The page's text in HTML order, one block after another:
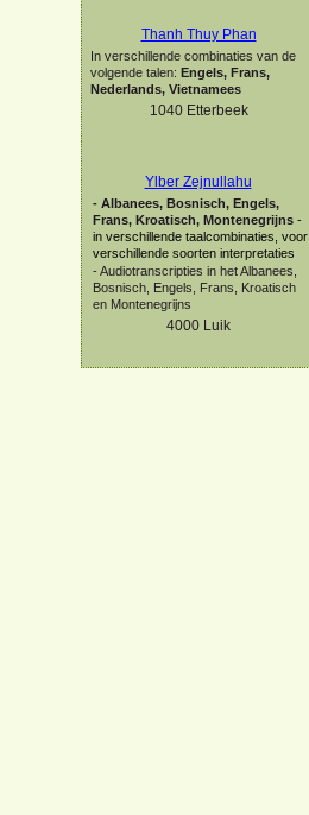
Thanh Thuy Phan
In verschillende combinaties van de
volgende talen: Engels, Frans,
Nederlands, Vietnamees
1040 Etterbeek
Ylber Zejnullahu
- Albanees, Bosnisch, Engels,
Frans, Kroatisch, Montenegrijns -
in verschillende taalcombinaties, voor
verschillende soorten interpretaties
-Audiotranscripties in het Albanees,
Bosnisch, Engels, Frans, Kroatisch
en Montenegrijns
4000 Luik